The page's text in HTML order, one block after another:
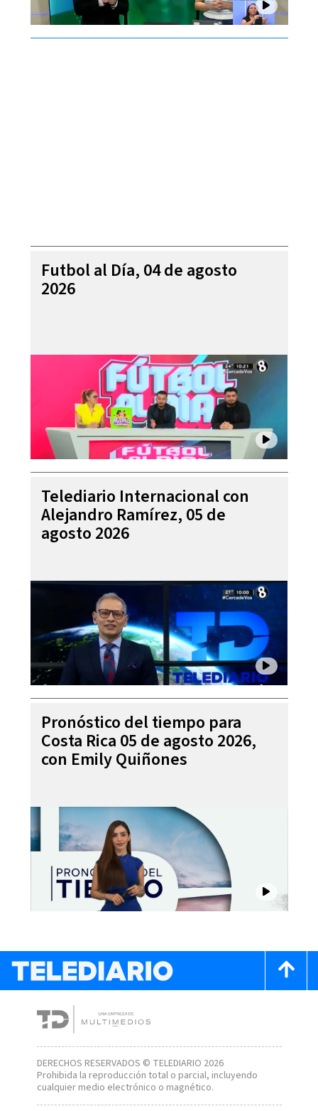
Futbol al Día, 04 de agosto
2026
Telediario Internacional con
Alejandro Ramírez, 05 de
agosto 2026
Pronóstico del tiempo para
Costa Rica 05 de agosto 2026,
con Emily Quiñones
DERECHOS RESERVADOS © TELEDIARIO 2026
Prohibida la reproducción total o parcial, incluyendo
cualquier medio electrónico o magnético.